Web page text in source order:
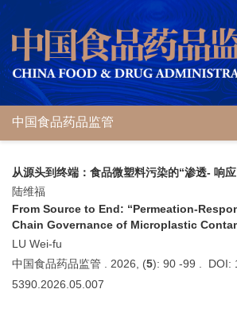
中国食品药品监管
从源头到终端：食品微塑料污染的“渗透- 响
陆维福
From Source to End: “Permeation-
Chain Governance of Microplastic
LU Wei-fu
中国食品药品监管 . 2026, (5): 90 -99 . DOI:
5390.2026.05.007